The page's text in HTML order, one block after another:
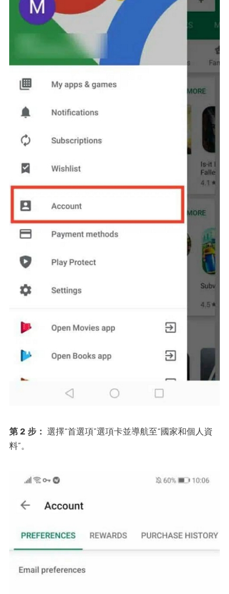
第 2 步： 選擇“首選項”選項卡並導航至“國家和個人資
料”。